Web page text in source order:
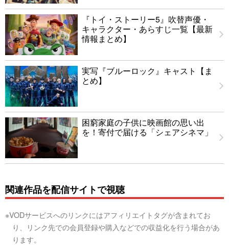
『トイ・ストーリー5』吹替声優・
キャラクター・あらすじ一覧【最新
情報まとめ】
実写『ブルーロック』キャスト【ま
とめ】
困窮家庭の子供に映画館の思い出
を！寄付で届ける「シェアシネマ」
関連作品を配信サイトで視聴
※VODサービスへのリンクにはアフィリエイトタグが含まれてお
り、リンク先での会員登録や購入などでの収益化を行う場合があ
ります。